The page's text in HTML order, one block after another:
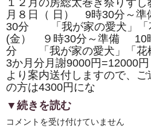
月８日（ 日） 9時30分～
30分 「我が家の愛犬」「
(金） ９時30分～準備 10
分 「我が家の愛犬」「花
3か月分月謝9000円=12000
より案内送付しますので、
の方は4300円にな
▼続きを読む
12
コメントを受け付けていません